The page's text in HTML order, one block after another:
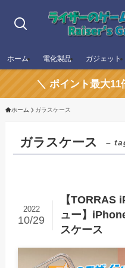
ホーム 電化製品 ガジェット
＼ ポイント最大11
ホーム ガラスケース
ガラスケース –
【TORRAS
ュー】
スケース
2022
10/29